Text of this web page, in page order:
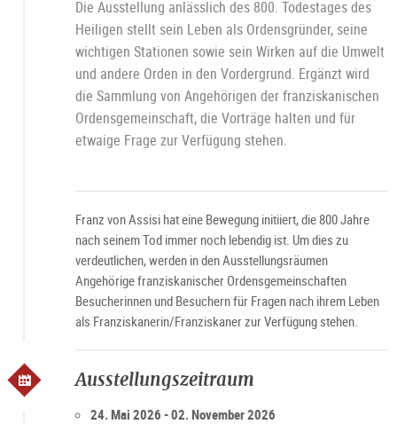
Die Ausstellung anlässlich des 800. Todestages des
Heiligen stellt sein Leben als Ordensgründer, seine
wichtigen Stationen sowie sein Wirken auf die Umwelt
und andere Orden in den Vordergrund. Ergänzt wird
die Sammlung von Angehörigen der franziskanischen
Ordensgemeinschaft, die Vorträge halten und für
etwaige Frage zur Verfügung stehen.
Franz von Assisi hat eine Bewegung initiiert, die 800 Jahre
nach seinem Tod immer noch lebendig ist. Um dies zu
verdeutlichen, werden in den Ausstellungsräumen
Angehörige franziskanischer Ordensgemeinschaften
Besucherinnen und Besuchern für Fragen nach ihrem Leben
als Franziskanerin/Franziskaner zur Verfügung stehen.
Ausstellungszeitraum
24. Mai 2026 - 02. November 2026